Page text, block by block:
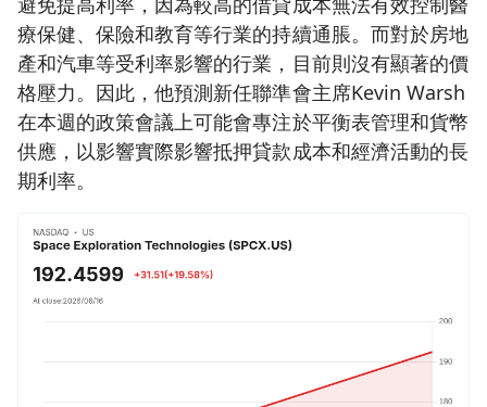
療保健、保險和教育等行業的持續通脹。而對於房地
產和汽車等受利率影響的行業，目前則沒有顯著的價
格壓力。因此，他預測新任聯準會主席Kevin Warsh
在本週的政策會議上可能會專注於平衡表管理和貨幣
供應，以影響實際影響抵押貸款成本和經濟活動的長
期利率。